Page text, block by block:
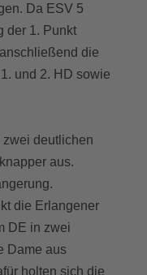
Da ESV 5
der 1. Punkt
die
und 2. HD sowie
zwei deutlichen
aus.
die Erlangener
DE in zwei
Dame aus
holten sich die